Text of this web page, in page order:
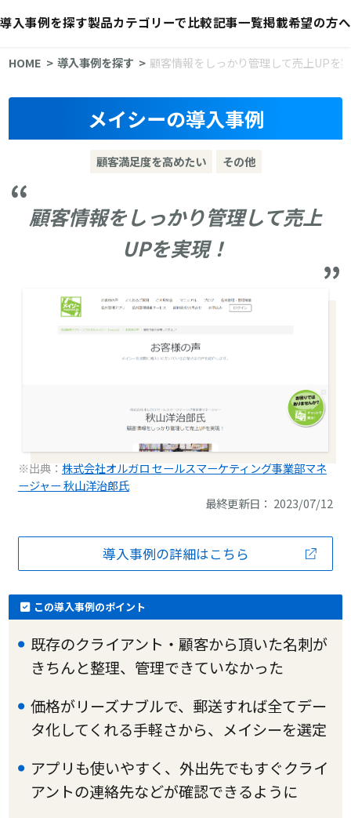
導入事例を探す製品カテゴリーで比較記事一覧掲載希望の方へ
HOME 導入事例を探す 顧客情報をしっかり管理して売上UPを
メイシーの導入事例
顧客満足度を高めたい その他
顧客情報をしっかり管理して売上
UPを実現！
※出典： 株式会社オルガロ セールスマーケティング事業部マネ
ージャー 秋山洋治郎氏
最終更新日： 2023/07/12
導入事例の詳細はこちら
この導入事例のポイント
既存のクライアント・顧客から頂いた名刺が
きちんと整理、管理できていなかった
価格がリーズナブルで、郵送すれば全てデー
タ化してくれる手軽さから、メイシーを選定
アプリも使いやすく、外出先でもすぐクライ
アントの連絡先などが確認できるように